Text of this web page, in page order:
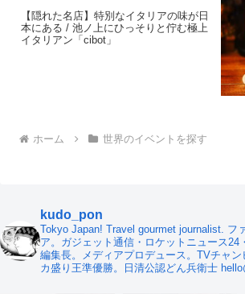
【隠れた名店】特別なイタリアの味が日
本にある / 池ノ上にひっそりと佇む極上
イタリアン「cibot」
ホーム 世界のイベントを探す
kudo_pon
Tokyo Japan! Travel gourmet journalist.
ア。ガジェット通信・ロケットニュース24
編集長。メディアプロデュース。TVチャ
カ盛り王準優勝。日清公認どん兵衛士